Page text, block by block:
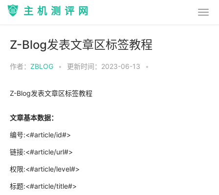
主机测评网
Z-Blog发表文章区标签教程
作者： ZBLOG • 更新时间：2023-06-13 •
Z-Blog发表文章区标签教程
文章基本数据：
编号:<#article/id#>
链接:<#article/url#>
权限:<#article/level#>
标题:<#article/title#>